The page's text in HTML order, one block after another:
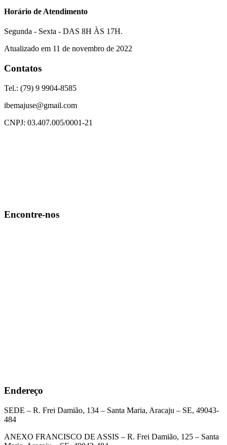
Horário de Atendimento
Segunda - Sexta - DAS 8H ÀS 17H.
Atualizado em 11 de novembro de 2022
Contatos
Tel.: (79) 9 9904-8585
ibemajuse@gmail.com
CNPJ: 03.407.005/0001-21
Encontre-nos
Endereço
SEDE – R. Frei Damião, 134 – Santa Maria, Aracaju – SE, 49043-
484
ANEXO FRANCISCO DE ASSIS – R. Frei Damião, 125 – Santa